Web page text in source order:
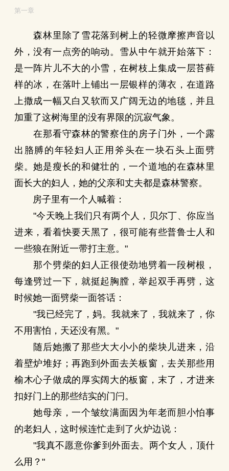
第一章
森林里除了雪花落到树上的轻微摩擦声音以
外，没有一点旁的响动。雪从中午就开始落下：
是一阵片儿不大的小雪，在树枝上集成一层苔藓
样的冰，在落叶上铺出一层银样的薄衣，在道路
上撒成一幅又白又软而又广阔无边的地毯，并且
加重了这树海里的没有界限的沉寂气象。
在那看守森林的警察住的房子门外，一个露
出胳膊的年轻妇人正用斧头在一块石头上面劈
柴。她是瘦长的和健壮的，一个道地的在森林里
面长大的妇人，她的父亲和丈夫都是森林警察。
房子里有一个人喊着：
"今天晚上我们只有两个人，贝尔丁、你应当
进来，看着快要天黑了，很可能有些普鲁士人和
一些狼在附近一带打主意。"
那个劈柴的妇人正很使劲地劈着一段树根，
每逢劈过一下，就挺起胸膛，举起双手再劈，这
时候她一面劈柴一面答话：
"我已经完了，妈。我就来了，我就来了，你
不用害怕，天还没有黑。"
随后她搬了那些大大小小的柴块儿进来，沿
着壁炉堆好；再跑到外面去关板窗，去关那些用
榆木心子做成的厚实阔大的板窗，末了，才进来
扣好门上的那些结实的门闩。
她母亲，一个皱纹满面因为年老而胆小怕事
的老妇人，这时候连忙走到了火炉边说：
"我真不愿意你爹到外面去。两个女人，顶什
么用？"